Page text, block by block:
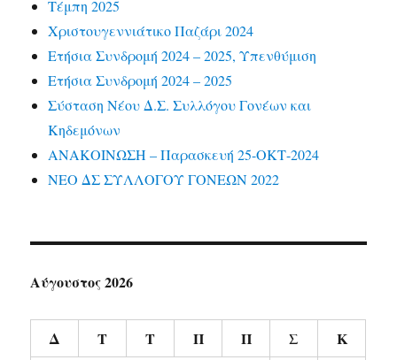
Τέμπη 2025
Χριστουγεννιάτικο Παζάρι 2024
Ετήσια Συνδρομή 2024 – 2025, Υπενθύμιση
Ετήσια Συνδρομή 2024 – 2025
Σύσταση Νέου Δ.Σ. Συλλόγου Γονέων και
Κηδεμόνων
ΑΝΑΚΟΙΝΩΣΗ – Παρασκευή 25-ΟΚΤ-2024
ΝΕΟ ΔΣ ΣΥΛΛΟΓΟΥ ΓΟΝΕΩΝ 2022
Αύγουστος 2026
Δ Τ Τ Π Π Σ Κ